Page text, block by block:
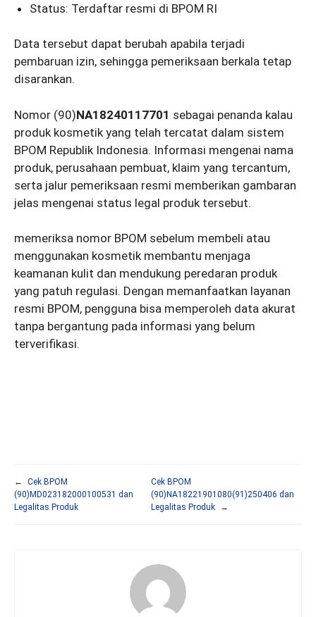
Status: Terdaftar resmi di BPOM RI
Data tersebut dapat berubah apabila terjadi
pembaruan izin, sehingga pemeriksaan berkala tetap
disarankan.
Nomor (90)NA18240117701 sebagai penanda kalau
produk kosmetik yang telah tercatat dalam sistem
BPOM Republik Indonesia. Informasi mengenai nama
produk, perusahaan pembuat, klaim yang tercantum,
serta jalur pemeriksaan resmi memberikan gambaran
jelas mengenai status legal produk tersebut.
memeriksa nomor BPOM sebelum membeli atau
menggunakan kosmetik membantu menjaga
keamanan kulit dan mendukung peredaran produk
yang patuh regulasi. Dengan memanfaatkan layanan
resmi BPOM, pengguna bisa memperoleh data akurat
tanpa bergantung pada informasi yang belum
terverifikasi.
←
Cek BPOM
(90)MD023182000100531 dan
Legalitas Produk
Cek BPOM
(90)NA18221901080(91)250406 dan
Legalitas Produk
→